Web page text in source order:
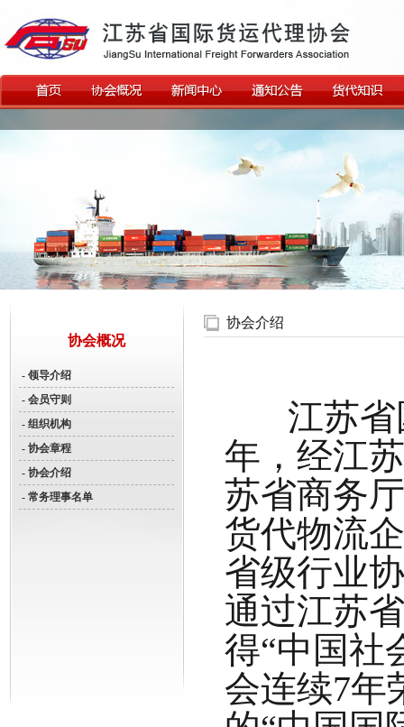
协会概况
- 领导介绍
- 会员守则
- 组织机构
- 协会章程
- 协会介绍
- 常务理事名单
协会介绍
江苏省
年，经江
苏省商务
货代物流
省级行业
通过江苏
得“中国社
会连续7年